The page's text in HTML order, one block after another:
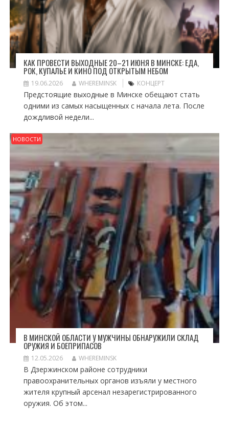
КАК ПРОВЕСТИ ВЫХОДНЫЕ 20–21 ИЮНЯ В МИНСКЕ: ЕДА,
РОК, КУПАЛЬЕ И КИНО ПОД ОТКРЫТЫМ НЕБОМ
19.06.2026 WHEREMINSK КОНЦЕРТ
Предстоящие выходные в Минске обещают стать
одними из самых насыщенных с начала лета. После
дождливой недели...
НОВОСТИ
В МИНСКОЙ ОБЛАСТИ У МУЖЧИНЫ ОБНАРУЖИЛИ СКЛАД
ОРУЖИЯ И БОЕПРИПАСОВ
12.05.2026 WHEREMINSK
В Дзержинском районе сотрудники
правоохранительных органов изъяли у местного
жителя крупный арсенал незарегистрированного
оружия. Об этом...